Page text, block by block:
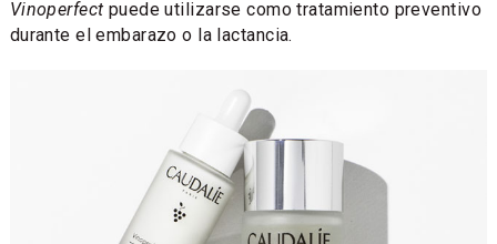
Vinoperfect puede utilizarse como tratamiento preventivo
durante el embarazo o la lactancia.